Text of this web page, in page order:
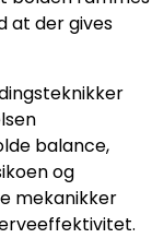
at der gives
balance,
og
mekanikker